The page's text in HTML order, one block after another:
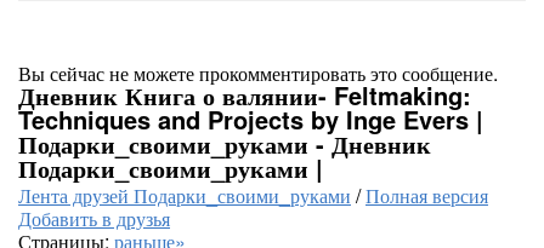
Вы сейчас не можете прокомментировать это сообщение.
Дневник Книга о валянии- Feltmaking:
Techniques and Projects by Inge Evers |
Подарки_своими_руками - Дневник
Подарки_своими_руками |
Лента друзей Подарки_своими_руками /Полная версия
Добавить в друзья
Страницы: раньше»